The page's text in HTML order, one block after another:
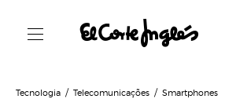
Tecnologia Telecomunicações Smartphones